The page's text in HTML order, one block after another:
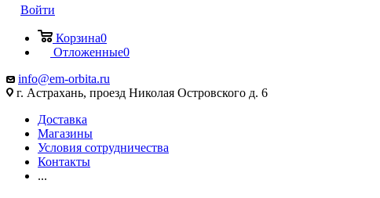
Войти
Корзина0
Отложенные0
info@em-orbita.ru
г. Астрахань, проезд Николая Островского д. 6
Доставка
Магазины
Условия сотрудничества
Контакты
...